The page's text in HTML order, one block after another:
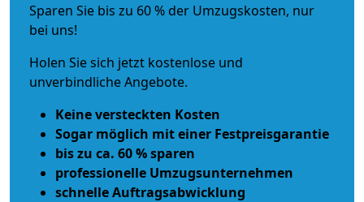
Sparen Sie bis zu 60 % der Umzugskosten, nur
bei uns!
Holen Sie sich jetzt kostenlose und
unverbindliche Angebote.
Keine versteckten Kosten
Sogar möglich mit einer Festpreisgarantie
bis zu ca. 60 % sparen
professionelle Umzugsunternehmen
schnelle Auftragsabwicklung